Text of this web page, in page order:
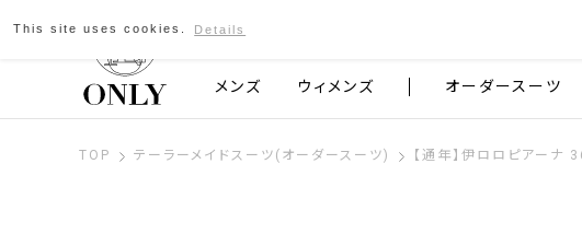
京都発のスーツブランド ONLY
メンズ ウィメンズ オーダースーツ
TOP テーラーメイドスーツ(オーダースーツ) 【通年】伊ロロピアーナ
This site uses cookies. Details